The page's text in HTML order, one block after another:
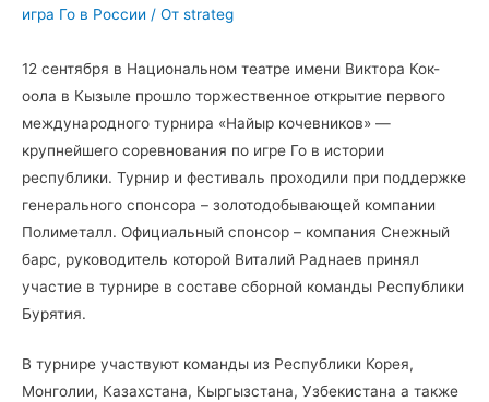
игра Го в России / От strateg
12 сентября в Национальном театре имени Виктора Кок-
оола в Кызыле прошло торжественное открытие первого
международного турнира «Найыр кочевников» —
крупнейшего соревнования по игре Го в истории
республики. Турнир и фестиваль проходили при поддержке
генерального спонсора – золотодобывающей компании
Полиметалл. Официальный спонсор – компания Снежный
барс, руководитель которой Виталий Раднаев принял
участие в турнире в составе сборной команды Республики
Бурятия.
В турнире участвуют команды из Республики Корея,
Монголии, Казахстана, Кыргызстана, Узбекистана а также